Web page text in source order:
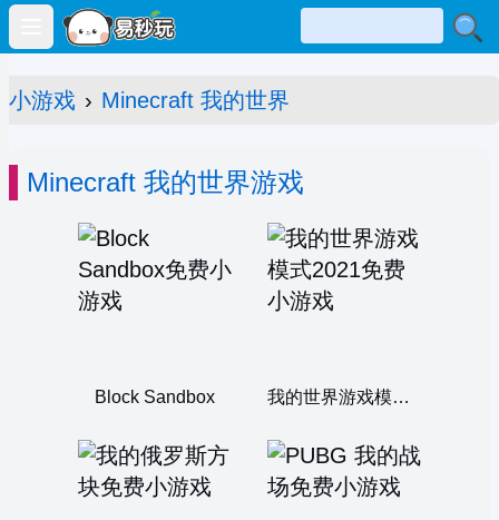
Open main menu
小游戏 › Minecraft 我的世界
Minecraft 我的世界游戏
Block Sandbox 我的世界游戏模式2021